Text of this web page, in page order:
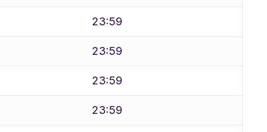
23:59
23:59
23:59
23:59